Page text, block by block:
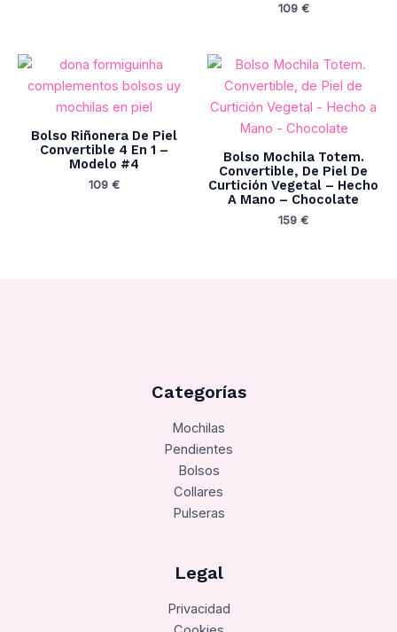
109 €
Bolso Riñonera De Piel
Convertible 4 En 1 –
Modelo #4
109 €
Bolso Mochila Totem.
Convertible, De Piel De
Curtición Vegetal – Hecho
A Mano – Chocolate
159 €
Categorías
Mochilas
Pendientes
Bolsos
Collares
Pulseras
Legal
Privacidad